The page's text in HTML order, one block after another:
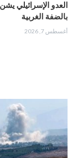
العدو الإسرائيلي
بالضفة الغربية
أغسطس 7, 2026